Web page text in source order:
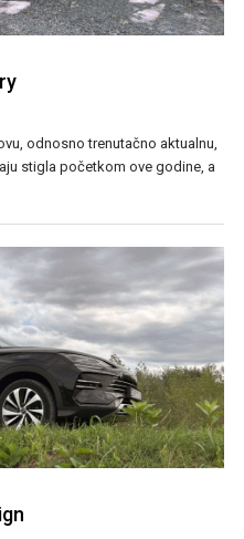
odnosno trenutačno aktualnu,
stigla početkom ove godine, a